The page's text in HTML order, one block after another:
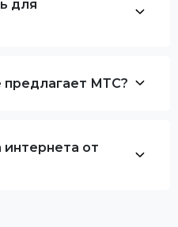
для
предлагает МТС?
от